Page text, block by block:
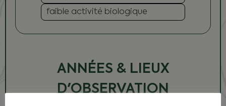
faible activité biologique
ANNÉES & LIEUX
D'OBSERVATION